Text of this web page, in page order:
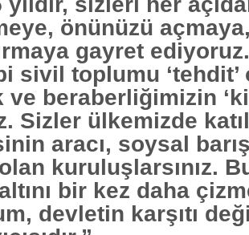
önünüzü
gayret
sivil toplumu ‘tehdit’
beraberliğimizin
Sizler ülkemizde
aracı, soysal
kuruluşlarsınız.
bir kez daha
devletin karşıtı